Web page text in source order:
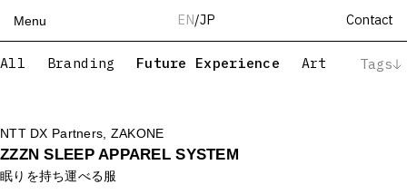
Menu EN/JP Contact
Top
Teams
About
Tags
All Branding Future Experience Art
Web
Device Music
Communication Design
Back-end
Design
Art
NTT DX Partners, ZAKONE
ZZZN SLEEP APPAREL SYSTEM
眠りを持ち運べる服